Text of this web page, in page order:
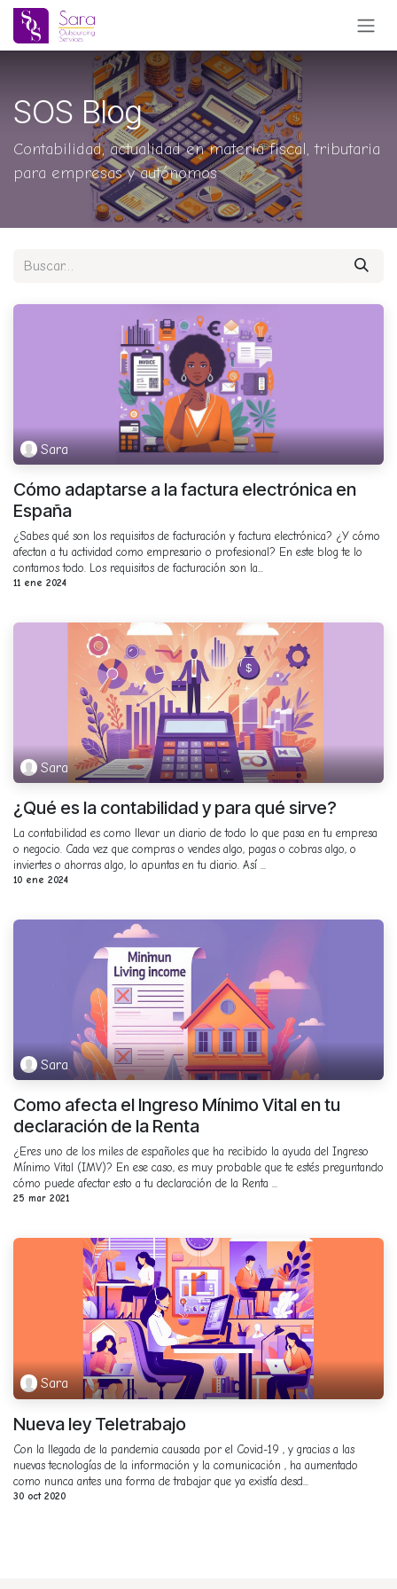
Ir al contenido
SOS Blog
Contabilidad, actualidad en materia fiscal, tributaria
para empresas y autónomos
Sara
Cómo adaptarse a la factura electrónica en
España
¿Sabes qué son los requisitos de facturación y factura electrónica? ¿Y cómo
afectan a tu actividad como empresario o profesional? En este blog te lo
contamos todo. Los requisitos de facturación son la...
11 ene 2024
Sara
¿Qué es la contabilidad y para qué sirve?
La contabilidad es como llevar un diario de todo lo que pasa en tu empresa
o negocio. Cada vez que compras o vendes algo, pagas o cobras algo, o
inviertes o ahorras algo, lo apuntas en tu diario. Así ...
10 ene 2024
Sara
Como afecta el Ingreso Mínimo Vital en tu
declaración de la Renta
¿Eres uno de los miles de españoles que ha recibido la ayuda del Ingreso
Mínimo Vital (IMV)? En ese caso, es muy probable que te estés preguntando
cómo puede afectar esto a tu declaración de la Renta ...
25 mar 2021
Sara
Nueva ley Teletrabajo
Con la llegada de la pandemia causada por el Covid-19 , y gracias a las
nuevas tecnologías de la información y la comunicación , ha aumentado
como nunca antes una forma de trabajar que ya existía desd...
30 oct 2020